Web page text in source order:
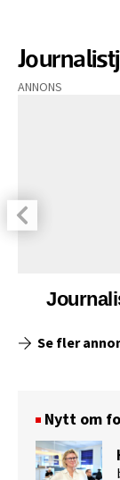
ANNONS
Se fler
Nytt om